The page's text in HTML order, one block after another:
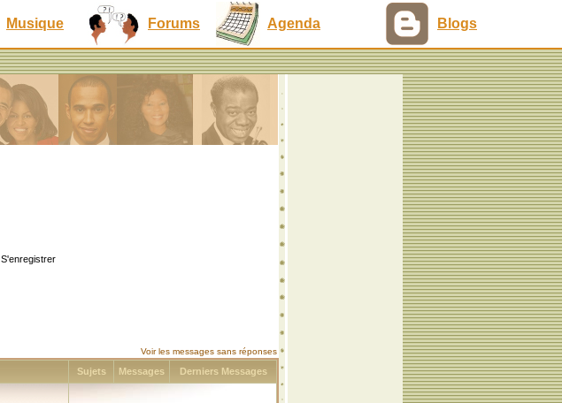
Musique Forums Agenda Blogs
S'enregistrer
Voir les messages sans réponses
Sujets Messages Derniers Messages